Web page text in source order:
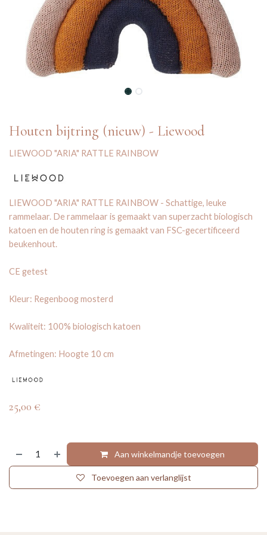
Houten bijtring (nieuw) - Liewood
LIEWOOD "ARIA" RATTLE RAINBOW
LIEWOOD "ARIA" RATTLE RAINBOW - Schattige, leuke
rammelaar. De rammelaar is gemaakt van superzacht biologisch
katoen en de houten ring is gemaakt van FSC-gecertificeerd
beukenhout.
CE getest
Kleur: Regenboog mosterd
Kwaliteit: 100% biologisch katoen
Afmetingen: Hoogte 10 cm
25,00 €
Aan winkelmandje toevoegen
Toevoegen aan verlanglijst